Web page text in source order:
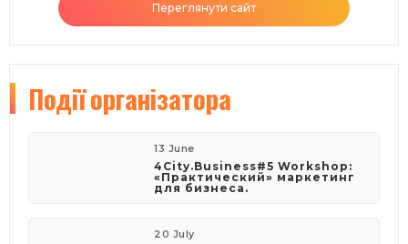
Переглянути сайт
Подіїорганізатора
13 June
4City.Business#5 Workshop:
«Практический» маркетинг
для бизнеса.
20 July